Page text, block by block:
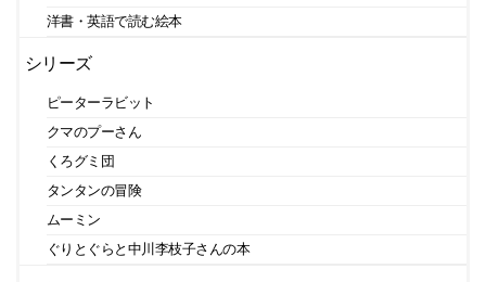
洋書・英語で読む絵本
シリーズ
ピーターラビット
クマのプーさん
くろグミ団
タンタンの冒険
ムーミン
ぐりとぐらと中川李枝子さんの本